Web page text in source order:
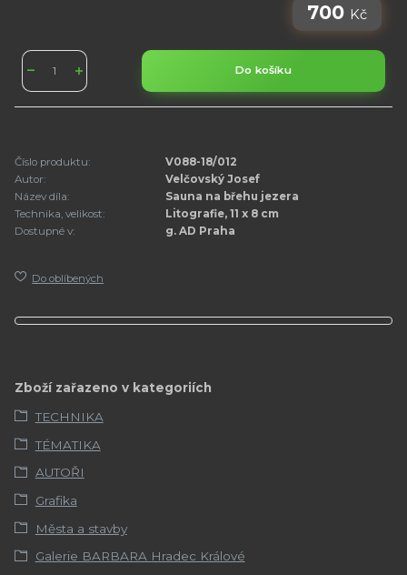
700 Kč
Do košíku
Číslo produktu:
V088-18/012
Autor:
Velčovský Josef
Název díla:
Sauna na břehu jezera
Technika, velikost:
Litografie, 11 x 8 cm
Dostupné v:
g. AD Praha
Do oblíbených
Zboží zařazeno v kategoriích
TECHNIKA
TÉMATIKA
AUTOŘI
Grafika
Města a stavby
Galerie BARBARA Hradec Králové